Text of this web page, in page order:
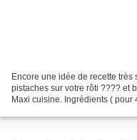
Encore une idée de recette
pistaches sur votre rôti ???? et
Maxi cuisine. Ingrédients (